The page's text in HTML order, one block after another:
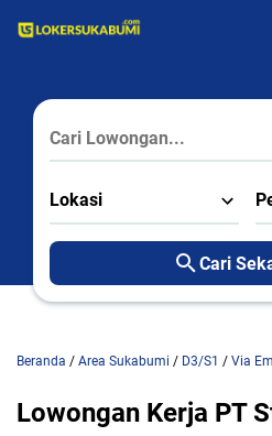
Lokasi
Cari
Beranda / Area Sukabumi / D3/S1 / Via
Lowongan Kerja PT